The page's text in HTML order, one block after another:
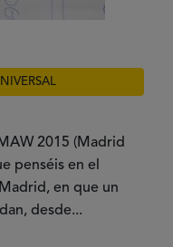
2015 (Madrid
penséis en el
en que un
desde...